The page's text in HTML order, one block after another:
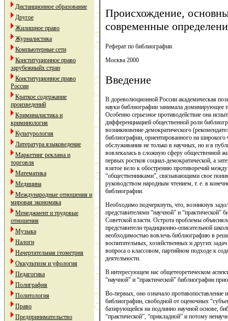
Дистанционное образование
Другое
Жилищное право
Журналистика
Компьютерные сети
Конституционное право
зарубежныйх стран
Конституционное право
России
Краткое содержание
произведений
Криминалистика и
криминология
Культурология
Литература языковедение
Маркетинг реклама и
торговля
Математика
Медицина
Международные отношения и
мировая экономика
Менеджмент и трудовые
отношения
Музыка
Налоги
Начертательная геометрия
Оккультизм и уфология
Педагогика
Полиграфия
Политология
Право
Предпринимательство
Происхождение,
современные
Реферат по библиографии
Москва 2000
Введение
В дореволюционной России академическая
науки библиографии занимала доминирующее
Особенно серьезное противодействие она
дифференциацией общественной роли
возникновение демократического
библиографии, ориентированного на широкого
обслуживания не только в научных, но и в
вовлекалась в сложную сферу общественной
первых ростков социал-демократической, а
взятое вело к обострению противоречий
“общественниками”, связывающими свое
руководством народным чтением, т. е. в
библиографии.
Необходимо подчеркнуть, что, возникнув
представителями “научной” и
Советской власти. Острота проблемы
представители традиционно-описательной
необходимостью вовлечь библиографию в
воспитательных, хозяйственных и других
вопроса о классовом, партийном подходе к
деятельности.
В интересующем нас общетеоретическом
“научной” и “практической” библиографии
Во-первых, оно означало противопоставление
библиографии, свободной от оценочных
базирующейся на подлинно научной основе,
“практической”, “прикладной” и потому